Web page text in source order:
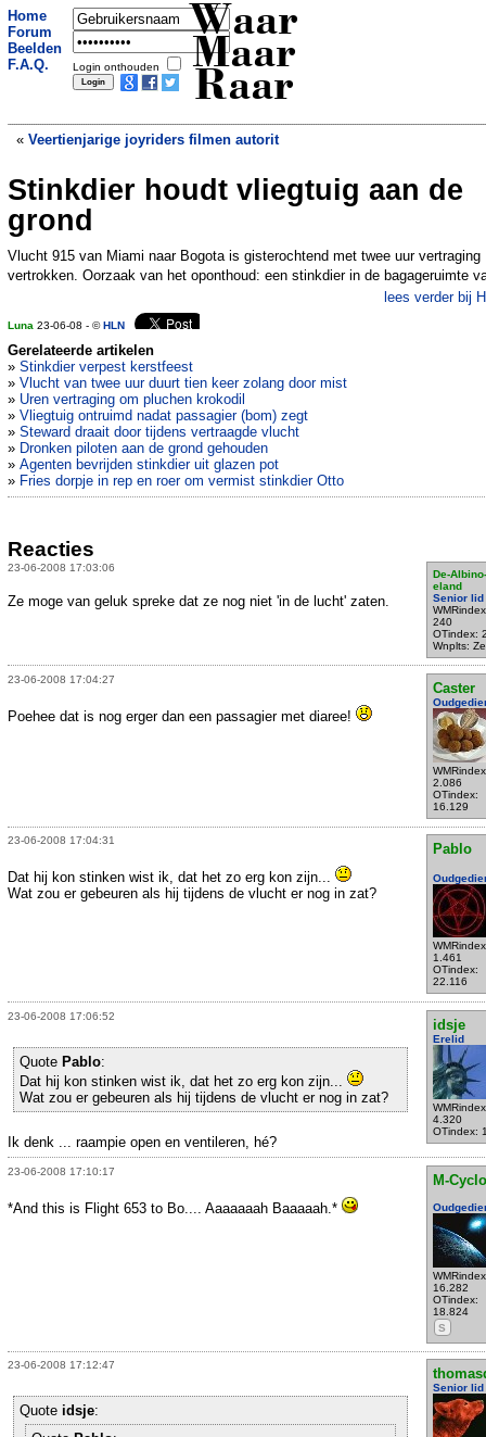
Home
Forum
Beelden
F.A.Q.
Login onthouden
Waar
Maar
Raar
« Veertienjarige joyriders filmen autorit
Politica wil recht op goede seks in
grondwet»
Stinkdier houdt vliegtuig aan de
grond
Vlucht 915 van Miami naar Bogota is gisterochtend met twee uur vertraging
vertrokken. Oorzaak van het oponthoud: een stinkdier in de bagageruimte
lees verder bij
Luna 23-06-08 - ©HLN
Gerelateerde artikelen
» Stinkdier verpest kerstfeest
» Vlucht van twee uur duurt tien keer zolang door mist
» Uren vertraging om pluchen krokodil
» Vliegtuig ontruimd nadat passagier (bom) zegt
» Steward draait door tijdens vertraagde vlucht
» Dronken piloten aan de grond gehouden
» Agenten bevrijden stinkdier uit glazen pot
» Fries dorpje in rep en roer om vermist stinkdier Otto
Reacties
23-06-2008 17:03:06
De-Albino-
eland
Senior lid
240
OTindex:
Wnplts:
Ze moge van geluk spreke dat ze nog niet 'in de lucht' zaten.
23-06-2008 17:04:27
Caster
2.086
OTindex:
16.129
Poehee dat is nog erger dan een passagier met diaree!
23-06-2008 17:04:31
Pablo
1.461
OTindex:
22.116
Dat hij kon stinken wist ik, dat het zo erg kon zijn...
Wat zou er gebeuren als hij tijdens de vlucht er nog in zat?
23-06-2008 17:06:52
idsje
Erelid
4.320
OTindex:
Quote Pablo:
Dat hij kon stinken wist ik, dat het zo erg kon zijn...
Wat zou er gebeuren als hij tijdens de vlucht er nog in zat?
Ik denk ... raampie open en ventileren, hé?
23-06-2008 17:10:17
M-
16.282
OTindex:
18.824
S
*And this is Flight 653 to Bo.... Aaaaaaah Baaaaah.*
23-06-2008 17:12:47
Senior lid
Quote idsje: